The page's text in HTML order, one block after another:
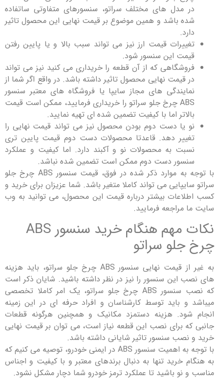
مدل های مختلف سراتو، سنسورهای متفاوتی ساتفاده
باشد و همین موضوع بر قیمت نهایی این محصول تاثیر
قیمت ارز نیز می تواند سبب بالا و یا پایین رفتن
این سنسور شود.
که از آن قطعه را خریداری می کنید نیز می تواند
قیمت نهایی محصول تاثیر داشته باشد. در واقع اگر شما از
‌های مجاز سایپا یا فروشگاه ‌های معتبر سنسور
ABS چرخ جلو سراتو را خریداری فرمایید، ممکن است قیمت
اما با کیفیت تضمین شده ‌ای تهیه نمایید.
یا دست دوم بودن محصول نیز می تواند قیمت نهایی را
دهد. قاعدتا محصولات دست دوم قیمت پایین تری
به محصولات نو و آکبند دارد. اما کیفیت و عملکرد
دست دوم ممکن است تضمین ‌شده نباشد.
با توجه به موارد ذکر شده در فوق، قیمت سنسور ABS چرخ جلو
می تواند کاملا متغیر باشد. شما عزیزان برای خرید و
بیشتر درباره قیمت این محصول، می توانید به وب
مراجعه فرمایید.
نکات مهم هنگام خرید سنسور ABS
سراتو
به غیر از قیمت نهایی سنسور ABS چرخ جلو سراتو، باید هزینه
این سنسور را نیز در نظر داشته باشید. شایان ذکر است
که نصب سنسور ABS چرخ جلو سراتو، یک امر کاملا تخصصی
باید توسط کارشناسان و افراد حرفه ای در این زمینه
هزینه دستمزد مکانیک و همچنین هرگونه قطعات
برای نصب این قطعه نیاز است، می توان بر قیمت نهایی
سنسور تاثیر شایانی داشته باشد.
با توجه به اهمیت سنسور ABS در ایمنی خودرو، توصیه می کنیم که
خرید تنها به دنبال برندهای معتبر و با کیفیت و اجناس
نو باشید تا عملکرد ترمز خودرو شما دچار مشکل نشود.